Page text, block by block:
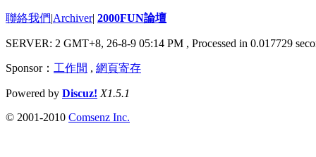
聯絡我們|Archiver| 2000FUN論壇
SERVER: 2 GMT+8, 26-8-9 05:14 PM , Processed in 0.017729
Sponsor： 工作間 , 網頁寄存
Powered by Discuz! X1.5.1
© 2001-2010 Comsenz Inc.